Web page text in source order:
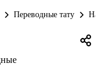
Переводные тату